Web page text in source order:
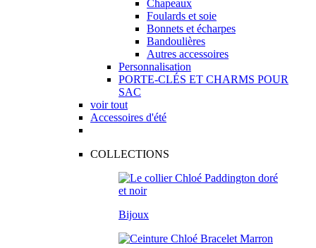
Chapeaux
Foulards et soie
Bonnets et écharpes
Bandoulières
Autres accessoires
Personnalisation
PORTE-CLÉS ET CHARMS POUR
SAC
voir tout
Accessoires d'été
COLLECTIONS
Bijoux